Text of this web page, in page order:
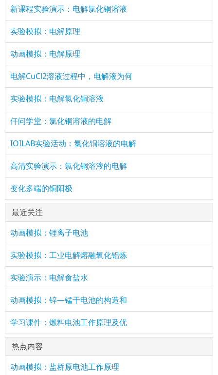
新课程实验演示：电解氯化铜溶液
实验模拟：电解原理
动画模拟：电解原理
电解CuCl2溶液过程中，电解液为何
实验模拟：电解氯化铜溶液
仟问学堂：氯化铜溶液的电解
IOILAB实验活动：氯化铜溶液的电解
高清实验演示：氯化铜溶液的电解
变化多端的铜阳极
最近关注
动画模拟：锂离子电池
实验模拟：工业电解熔融氧化铝炼
实验演示：电解食盐水
动画模拟：锌—锰干电池的构造和
学习课件：燃料电池工作原理及优
热点内容
动画模拟：盐桥原电池工作原理